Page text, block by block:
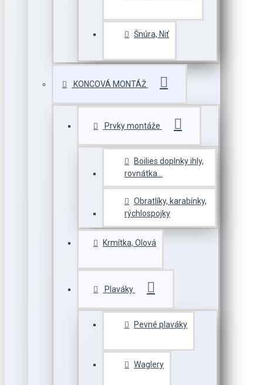
Šnúra, Niť
KONCOVÁ MONTÁŽ
Prvky montáže
Boilies doplnky ihly,
rovnátka...
Obratlíky, karabínky,
rýchlospojky
Krmítka, Olová
Plaváky
Pevné plaváky
Waglery